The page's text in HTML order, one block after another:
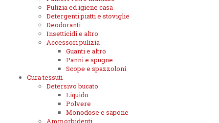
Pulizia ed igiene casa
Detergenti piatti e stoviglie
Deodoranti
Insetticidi e altro
Accessori pulizia
Guanti e altro
Panni e spugne
Scope e spazzoloni
Cura tessuti
Detersivo bucato
Liquido
Polvere
Monodose e sapone
Ammorbidenti